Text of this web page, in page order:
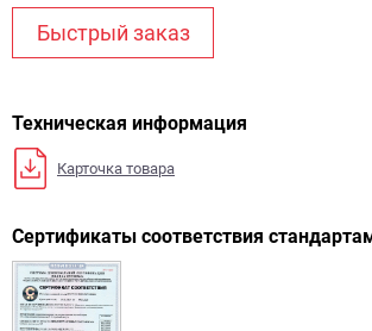
Быстрый заказ
Техническая информация
Карточка товара
Сертификаты соответствия